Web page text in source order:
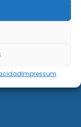
Impressum
de
de 50 años al